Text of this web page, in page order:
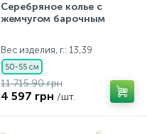
Серебряное колье с
жемчугом барочным
Вес изделия, г.: 13,39
50-55 см
11 715.90 грн
4 597 грн /шт.